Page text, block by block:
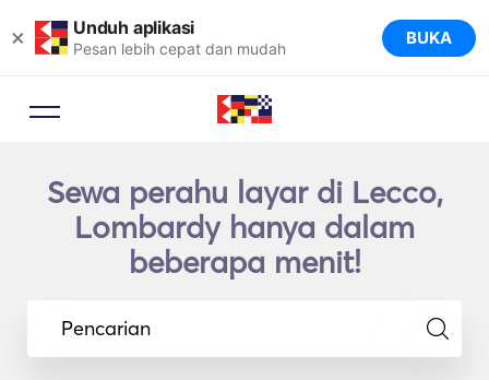
× Unduh aplikasi
Pesan lebih cepat dan mudah BUKA
Sewa perahu layar di Lecco,
Lombardy hanya dalam
beberapa menit!
Pencarian